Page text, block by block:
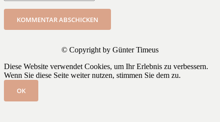
KOMMENTAR ABSCHICKEN
© Copyright by Günter Timeus
Diese Website verwendet Cookies, um Ihr Erlebnis zu verbessern.
Wenn Sie diese Seite weiter nutzen, stimmen Sie dem zu.
OK